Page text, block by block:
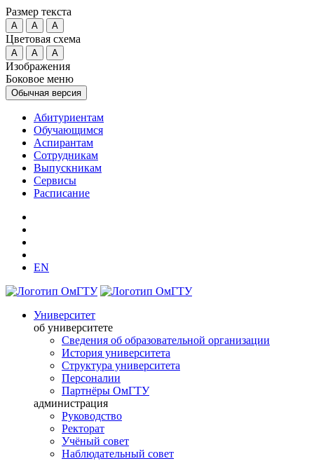
Размер текста
A A A
Цветовая схема
A A A
Изображения
Боковое меню
Обычная версия
Абитуриентам
Обучающимся
Аспирантам
Сотрудникам
Выпускникам
Сервисы
Расписание
EN
Университет
об университете
Сведения об образовательной организации
История университета
Структура университета
Персоналии
Партнёры ОмГТУ
администрация
Руководство
Ректорат
Учёный совет
Наблюдательный совет